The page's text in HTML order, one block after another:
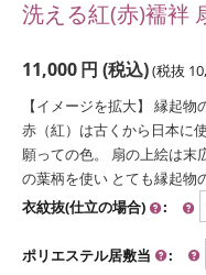
洗える紅(赤)襦袢
11,000円 (税込)(税抜
【イメージを拡大】 縁起
赤（紅）は古くから日本に
願っての色。 扇の上絵は末
の葉柄を使い とても縁起物
衣紋抜(仕立の場合)
:
ポリエステル居敷当 :